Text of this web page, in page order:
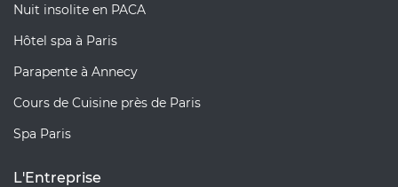
Nuit insolite en PACA
Hôtel spa à Paris
Parapente à Annecy
Cours de Cuisine près de Paris
Spa Paris
L'Entreprise